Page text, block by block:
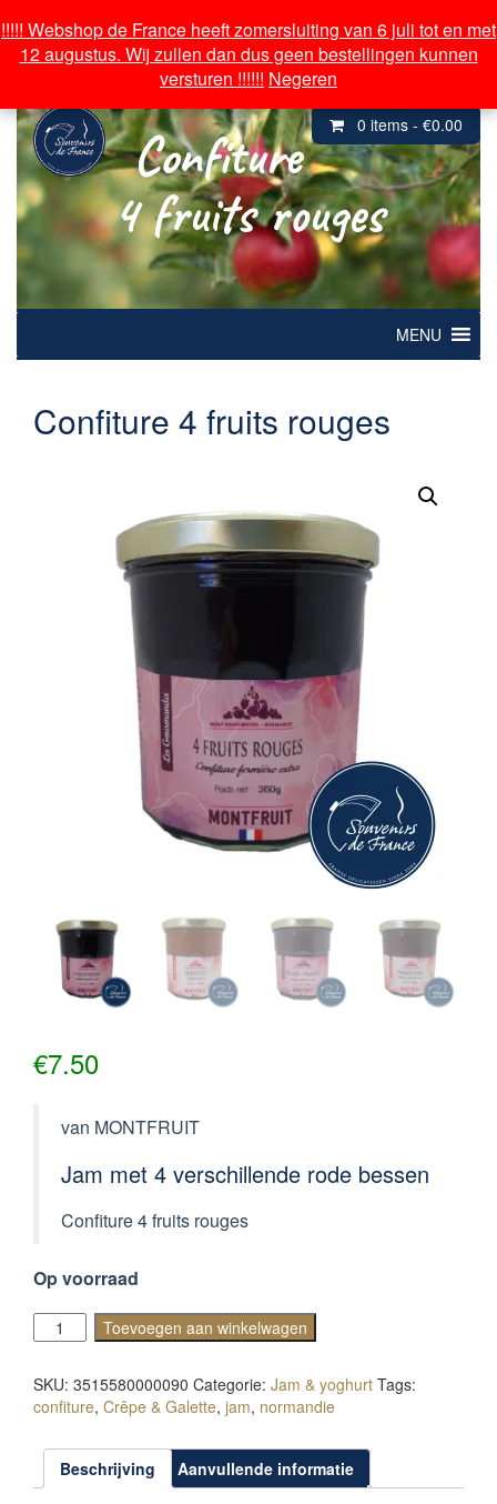
Over souvenirs de France
Inloggen/ Mijn Account
0 items - €0.00
Confiture
4 fruits rouges
MENU
Confiture 4 fruits rouges
€7.50
van MONTFRUIT
Jam met 4 verschillende rode bessen
Confiture 4 fruits rouges
Op voorraad
Confiture
4
rouges
aantal
Toevoegen aan winkelwagen
SKU: 3515580000090 Categorie: Jam & yoghurt Tags:
confiture, Crêpe & Galette, jam, normandie
Beschrijving Aanvullende informatie
!!!!! Webshop de France heeft zomersluiting van 6 juli tot en met
12 augustus. Wij zullen dan dus geen bestellingen kunnen
versturen !!!!!! Negeren
!!!!! Webshop de France heeft zomersluiting van 6 juli tot en met
12 augustus. Wij zullen dan dus geen bestellingen kunnen
versturen !!!!!! Negeren